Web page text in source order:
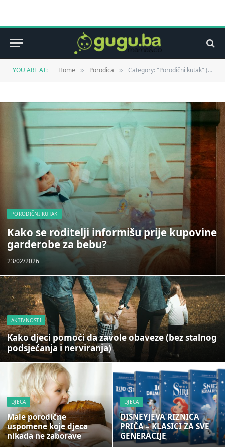
YOU ARE AT: Home » Porodica » Category: "Porodični kutak" (Page 15)
PORODIČNI KUTAK
Kako se roditelji informišu prije kupovine
garderobe za bebu?
23/02/2026
AKTIVNOSTI
Kako djeci pomoći da zavole obaveze (bez stalnog
podsjećanja i nerviranja)
DJECA
Male porodične
uspomene koje djeca
nikada ne zaborave
DJECA
DISNEYJEVA RIZNICA
PRIČA – KLASICI ZA SVE
GENERACIJE